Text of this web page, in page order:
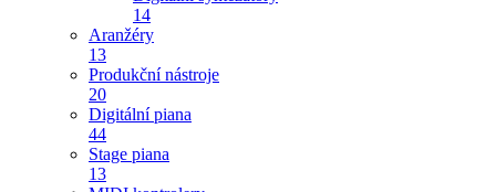
14
Aranžéry
13
Produkční nástroje
20
Digitální piana
44
Stage piana
13